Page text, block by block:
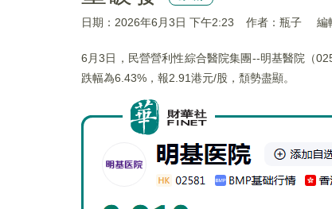
日期：2026年6月3日 下午2:23 作者：瓶子 編
6月3日，民營營利性綜合醫院集團--明基醫院（
跌幅為6.43%，報2.91港元/股，頹勢盡顯。